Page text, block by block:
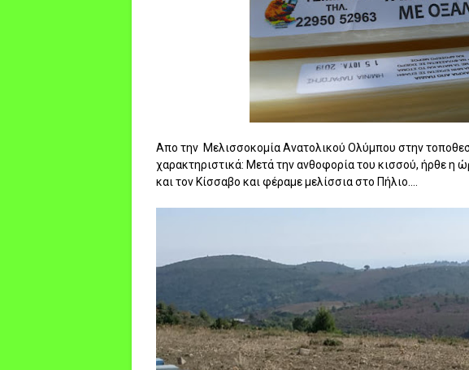
Απο την Μελισσοκομία Ανατολικού Ολύμπου στην
χαρακτηριστικά: Μετά την ανθοφορία του κισσού, ήρθε η
και τον Κίσσαβο και φέραμε μελίσσια στο Πήλιο....